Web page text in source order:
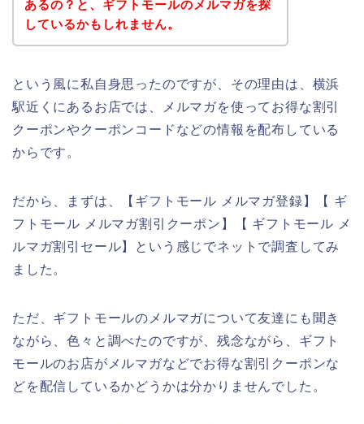
あるの？と、ギフトモールのメルマガを探
しているかもしれません。
という風に私自身思ったのですが、その理由は、横浜
駅近くにあるお店では、メルマガを使ってお得な割引
クーポンやクーポンコードなどの情報を配布している
からです。
だから、まずは、【ギフトモール メルマガ登録】【 ギ
フトモール メルマガ割引クーポン】【 ギフトモール メ
ルマガ割引セール】という感じでネットで調査してみ
ました。
ただ、ギフトモールのメルマガについて友達にも聞き
ながら、色々と調べたのですが、残念ながら、ギフト
モールのお店がメルマガなどでお得な割引クーポンな
どを配信しているかどうかは分かりませんでした。